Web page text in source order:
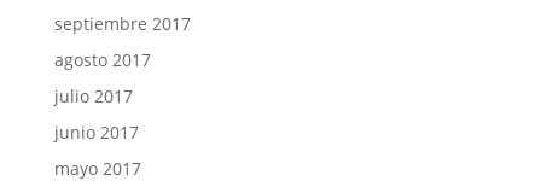
septiembre 2017
agosto 2017
julio 2017
junio 2017
mayo 2017